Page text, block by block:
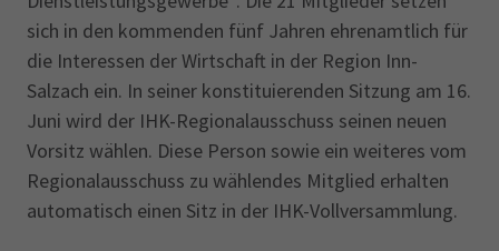
sich in den kommenden fünf Jahren ehrenamtlich für
die Interessen der Wirtschaft in der Region Inn-
Salzach ein. In seiner konstituierenden Sitzung am 16.
Juni wird der IHK-Regionalausschuss seinen neuen
Vorsitz wählen. Diese Person sowie ein weiteres vom
Regionalausschuss zu wählendes Mitglied erhalten
automatisch einen Sitz in der IHK-Vollversammlung.